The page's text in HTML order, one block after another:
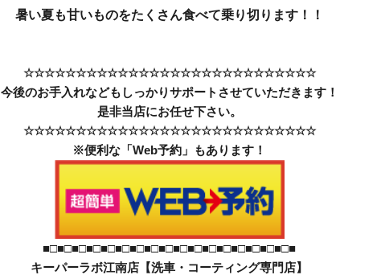
暑い夏も甘いものをたくさん食べて乗り切ります！！
☆☆☆☆☆☆☆☆☆☆☆☆☆☆☆☆☆☆☆☆☆☆☆☆☆☆☆☆
今後のお手入れなどもしっかりサポートさせていただきます！
是非当店にお任せ下さい。
☆☆☆☆☆☆☆☆☆☆☆☆☆☆☆☆☆☆☆☆☆☆☆☆☆☆☆☆
※便利な「Web予約」もあります！
■□■□■□■□■□■□■□■□■□■□■□■□■□■□■□■□■□■
キーパーラボ江南店【洗車・コーティング専門店】